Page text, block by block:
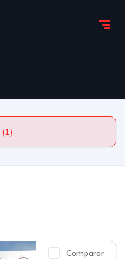
Filtros (1)
Comparar